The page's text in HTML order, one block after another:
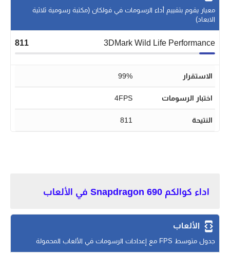
معيار يقوم بتقييم أداء الرسومات في فولكان (مكتبة رسومية ثلاثية
الابعاد)
3DMark Wild Life Performance
811
الاستقرار 99%
اختبار الرسومات 4FPS
النتيحة 811
اداء كوالكم Snapdragon 690 في الألعاب
الألعاب
جدول متوسط FPS مع إعدادات الرسومات في الألعاب المحمولة